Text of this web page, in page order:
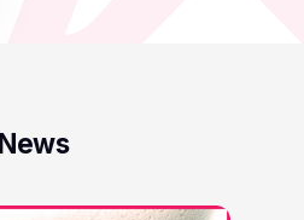
News